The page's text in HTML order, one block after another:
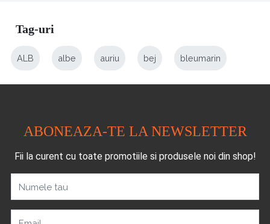
Tag-uri
ALB albe auriu bej bleumarin
ABONEAZA-TE LA NEWSLETTER
Fii la curent cu toate promotiile si produsele noi din shop!
Numele tau